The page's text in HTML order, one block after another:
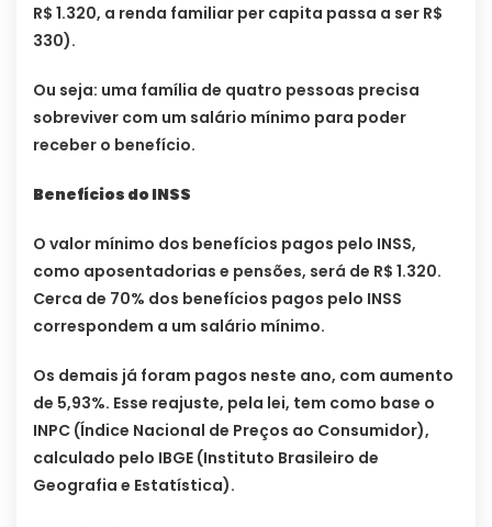
R$ 1.320, a renda familiar per capita passa a ser R$
330).
Ou seja: uma família de quatro pessoas precisa
sobreviver com um salário mínimo para poder
receber o benefício.
Benefícios do INSS
O valor mínimo dos benefícios pagos pelo INSS,
como aposentadorias e pensões, será de R$ 1.320.
Cerca de 70% dos benefícios pagos pelo INSS
correspondem a um salário mínimo.
Os demais já foram pagos neste ano, com aumento
de 5,93%. Esse reajuste, pela lei, tem como base o
INPC (Índice Nacional de Preços ao Consumidor),
calculado pelo IBGE (Instituto Brasileiro de
Geografia e Estatística).